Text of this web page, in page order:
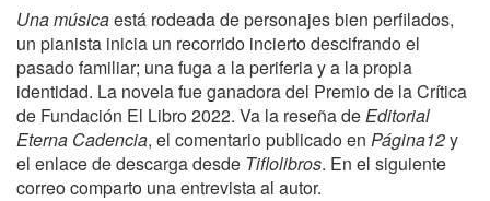
Una músicaestá rodeada de personajes bien perfilados,
un pianista inicia un recorrido incierto descifrando el
pasado familiar; una fuga a la periferia y a la propia
identidad. La novela fue ganadora del Premio de la Crítica
de Fundación El Libro 2022. Va la reseña deEditorial
Eterna Cadencia, el comentario publicado en Página12y
el enlace de descarga desde Tiflolibros. En el siguiente
correo comparto una entrevista al autor.